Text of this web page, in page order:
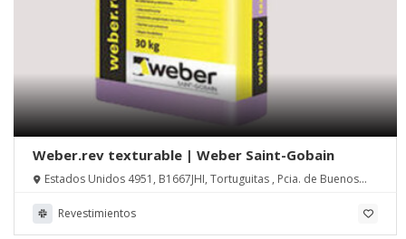
Weber.rev texturable | Weber Saint-Gobain
Estados Unidos 4951, B1667JHI, Tortuguitas , Pcia. de Buenos
Revestimientos